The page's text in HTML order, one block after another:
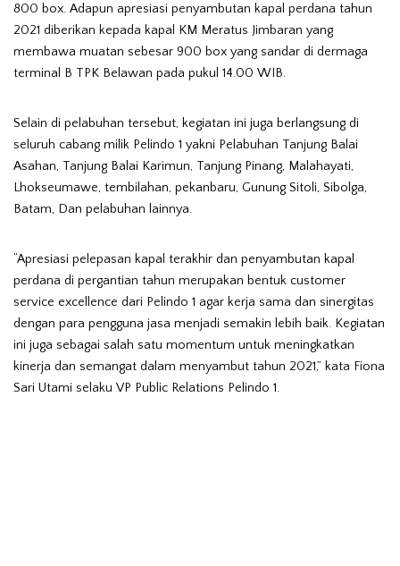
800 box. Adapun apresiasi penyambutan kapal perdana tahun
2021 diberikan kepada kapal KM Meratus Jimbaran yang
membawa muatan sebesar 900 box yang sandar di dermaga
terminal B TPK Belawan pada pukul 14.00 WIB.
Selain di pelabuhan tersebut, kegiatan ini juga berlangsung di
seluruh cabang milik Pelindo 1 yakni Pelabuhan Tanjung Balai
Asahan, Tanjung Balai Karimun, Tanjung Pinang, Malahayati,
Lhokseumawe, tembilahan, pekanbaru, Gunung Sitoli, Sibolga,
Batam, Dan pelabuhan lainnya.
“Apresiasi pelepasan kapal terakhir dan penyambutan kapal
perdana di pergantian tahun merupakan bentuk customer
service excellence dari Pelindo 1 agar kerja sama dan sinergitas
dengan para pengguna jasa menjadi semakin lebih baik. Kegiatan
ini juga sebagai salah satu momentum untuk meningkatkan
kinerja dan semangat dalam menyambut tahun 2021,” kata Fiona
Sari Utami selaku VP Public Relations Pelindo 1.